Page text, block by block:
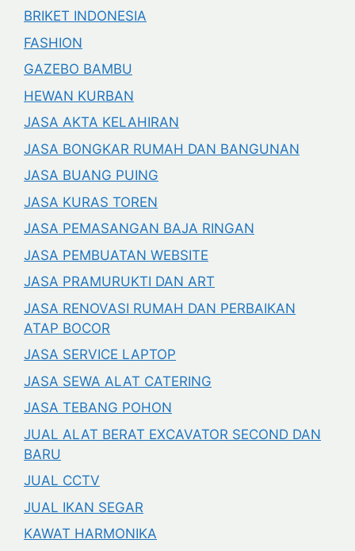
BRIKET INDONESIA
FASHION
GAZEBO BAMBU
HEWAN KURBAN
JASA AKTA KELAHIRAN
JASA BONGKAR RUMAH DAN BANGUNAN
JASA BUANG PUING
JASA KURAS TOREN
JASA PEMASANGAN BAJA RINGAN
JASA PEMBUATAN WEBSITE
JASA PRAMURUKTI DAN ART
JASA RENOVASI RUMAH DAN PERBAIKAN
ATAP BOCOR
JASA SERVICE LAPTOP
JASA SEWA ALAT CATERING
JASA TEBANG POHON
JUAL ALAT BERAT EXCAVATOR SECOND DAN
BARU
JUAL CCTV
JUAL IKAN SEGAR
KAWAT HARMONIKA